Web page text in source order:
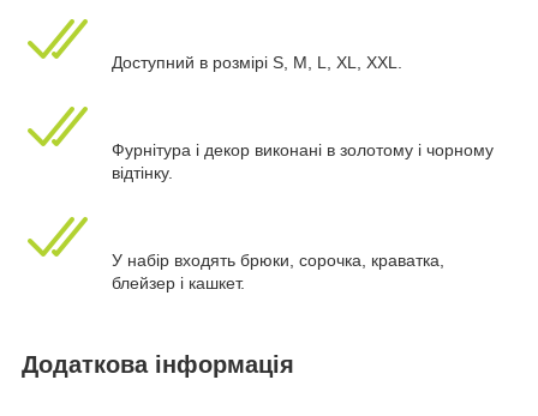
Доступний в розмірі S, M, L, XL, XXL.
Фурнітура і декор виконані в золотому і чорному
відтінку.
У набір входять брюки, сорочка, краватка,
блейзер і кашкет.
Додаткова інформація